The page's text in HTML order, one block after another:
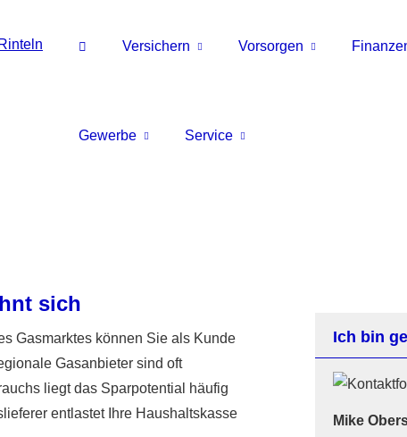
Versichern Vorsorgen
Gewerbe Service
Ich bin
Mike
sich
Gasmarktes können Sie als Kunde
Gasanbieter sind oft
liegt das Sparpotential häufig
entlastet Ihre Haushaltskasse